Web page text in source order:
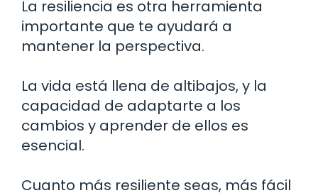
La resiliencia es otra herramienta
importante que te ayudará a
mantener la perspectiva.
La vida está llena de altibajos, y la
capacidad de adaptarte a los
cambios y aprender de ellos es
esencial.
Cuanto más resiliente seas, más fácil